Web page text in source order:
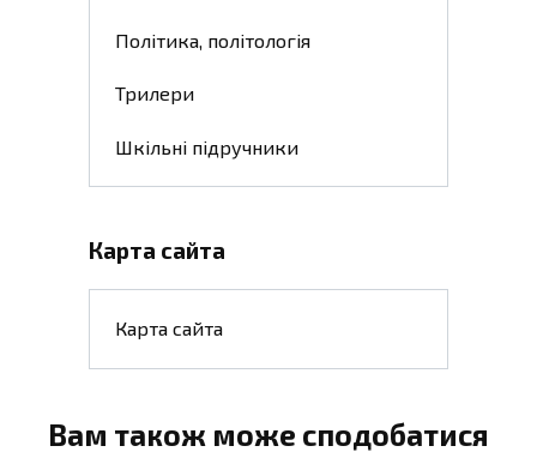
Політика, політологія
Трилери
Шкільні підручники
Карта сайта
Карта сайта
Вам також може сподобатися